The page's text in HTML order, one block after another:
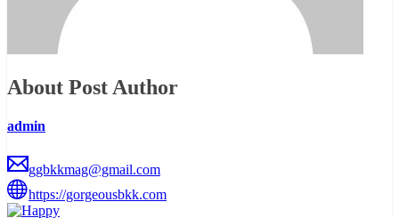
About Post Author
admin
ggbkkmag@gmail.com
https://gorgeousbkk.com